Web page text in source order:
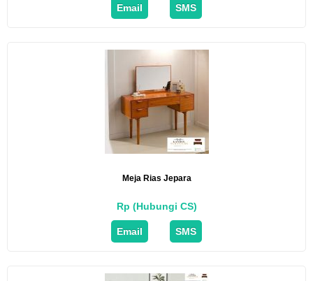
Email SMS
Meja Rias Jepara
Rp (Hubungi CS)
Email SMS